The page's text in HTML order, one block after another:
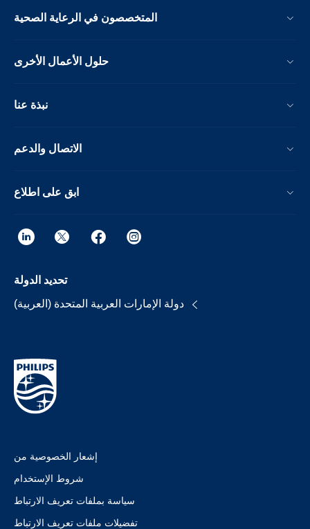
المتخصصون في الرعاية الصحية
حلول الأعمال الأخرى
نبذة عنا
الاتصال والدعم
ابق على اطلاع
تحديد الدولة
إشعار الخصوصية من
شروط الإستخدام
سياسة بملفات تعريف الارتباط
تفضيلات ملفات تعريف الارتباط